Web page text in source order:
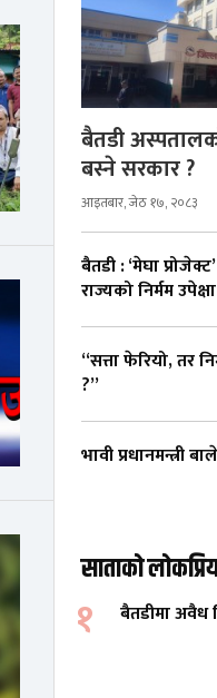
बैतडी
बस्ने सरकार ?
आइतबार, जेठ १७, २०८३
बैतडी : ‘मेघा
राज्यको निर्मम उपेक्षा
“सत्ता फेरियो, तर
?”
भावी प्रधानमन्त्री
साताको
१ बैतडीमा अवैध